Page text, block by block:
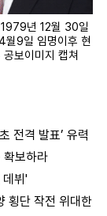
년 12월 30일
월9일 임명이후 현
보이미지 캡쳐
전격 발표’ 유력
보하라
뷔'
횡단 작전 위대한